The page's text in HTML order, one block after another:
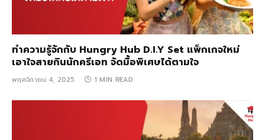
ทำความรู้จักกับ Hungry Hub D.I.Y Set แพ็กเกจใหม่
เอาใจสายกินนักครีเอท จัดมื้อพิเศษได้ตามใจ
พฤศจิกายน 4, 2025 1 MIN READ